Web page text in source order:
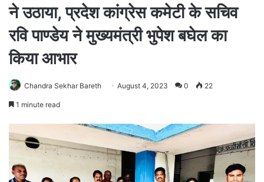
ने उठाया, प्रदेश कांग्रेस कमेटी के सचिव
रवि पाण्डेय ने मुख्यमंत्री भुपेश बघेल का
किया आभार
Chandra Sekhar Bareth August 4, 2023 0 22
1 minute read